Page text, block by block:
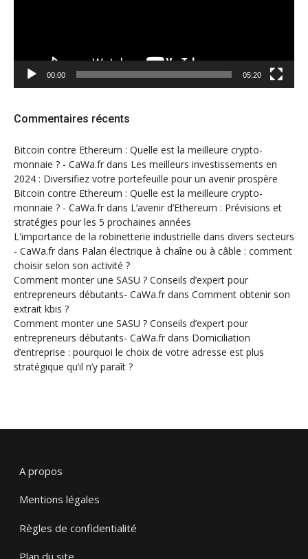
00:00 05:20
Commentaires récents
Bitcoin contre Ethereum : Quelle est la meilleure crypto-
monnaie ? - CaWa.fr dans Les meilleurs investissements en
2024 : Diversifiez votre portefeuille pour un avenir prospère
Bitcoin contre Ethereum : Quelle est la meilleure crypto-
monnaie ? - CaWa.fr dans L’avenir d’Ethereum : Prévisions et
stratégies pour les 5 prochaines années
L'importance de la robinetterie industrielle dans divers secteurs
- CaWa.fr dans Palan électrique à chaîne ou à câble : comment
choisir selon son activité ?
Comment monter une SASU ? Conseils d’expert pour
entrepreneurs débutants- CaWa.fr dans Comment obtenir son
extrait kbis ?
Comment monter une SASU ? Conseils d’expert pour
entrepreneurs débutants- CaWa.fr dans Domiciliation
d’entreprise : pourquoi le choix de votre adresse est plus
stratégique qu’il n’y paraît ?
A propos
Mentions légales
Règles de confidentialité